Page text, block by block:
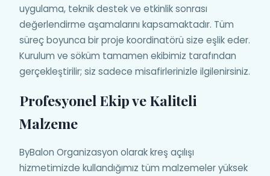
uygulama, teknik destek ve etkinlik sonrası
değerlendirme aşamalarını kapsamaktadır. Tüm
süreç boyunca bir proje koordinatörü size eşlik eder.
Kurulum ve söküm tamamen ekibimiz tarafından
gerçekleştirilir; siz sadece misafirlerinizle ilgilenirsiniz.
Profesyonel Ekip ve Kaliteli
Malzeme
ByBalon Organizasyon olarak kreş açılışı
hizmetimizde kullandığımız tüm malzemeler yüksek